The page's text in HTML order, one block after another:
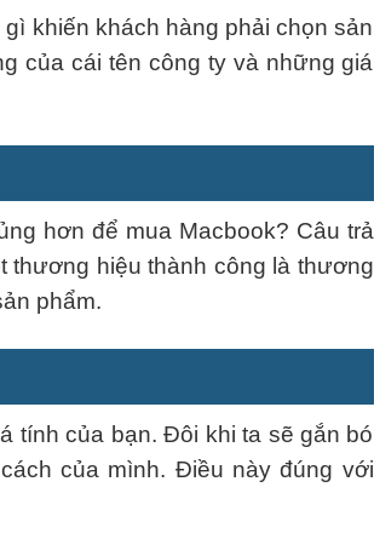
khiến khách hàng phải chọn sản
của cái tên công ty và những giá
hơn để mua Macbook? Câu trả
thương hiệu thành công là thương
phẩm.
tính của bạn. Đôi khi ta sẽ gắn bó
của mình. Điều này đúng với